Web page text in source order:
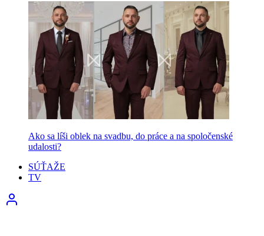
Ako sa líši oblek na svadbu, do práce a na spoločenské
udalosti?
SÚŤAŽE
TV